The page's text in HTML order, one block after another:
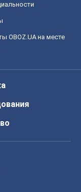
OBOZ.UA на месте